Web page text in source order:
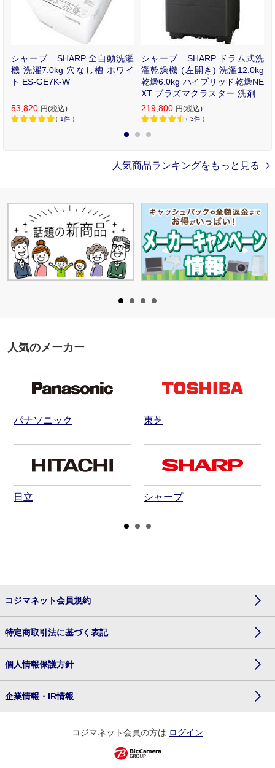
シャープ SHARP 全自動洗濯
機 洗濯7.0kg 穴なし槽 ホワイ
ト ES-GE7K-W
53,820 円(税込)
（ 1件 ）
シャープ SHARP ドラム式洗
濯乾燥機 (左開き) 洗濯12.0kg
乾燥6.0kg ハイブリッド乾燥NE
XT プラズマクラスター 洗剤自
動投入 グレイングレー ES-12X
1-HL
219,800 円(税込)
（ 3件 ）
人気商品ランキングをもっと見る
人気のメーカー
パナソニック
日立
東芝
シャープ
コジマネット会員規約
特定商取引法に基づく表記
個人情報保護方針
企業情報・IR情報
コジマネット会員の方は ログイン